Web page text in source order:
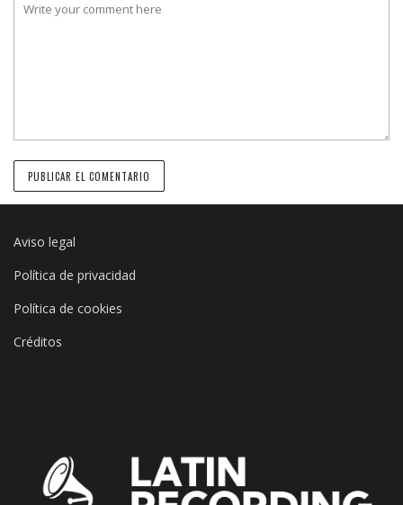
Aviso legal
Política de privacidad
Política de cookies
Créditos